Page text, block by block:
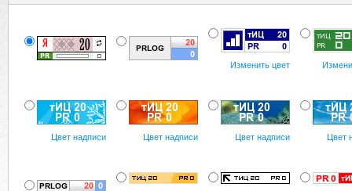
Изменить цвет
Цвет надписи Цвет надписи Цвет надписи Цвет